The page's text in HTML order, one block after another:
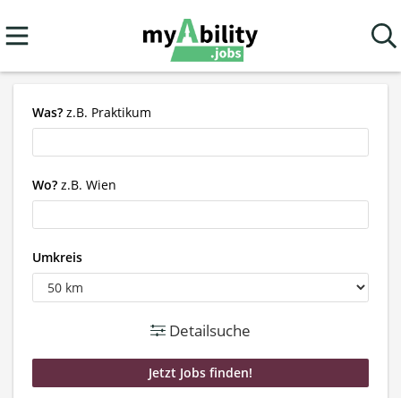
Was? z.B. Praktikum
Wo? z.B. Wien
Umkreis
Detailsuche